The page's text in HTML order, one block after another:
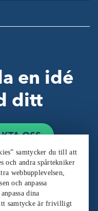
en idé
ditt
OSS
samtycker du till att
och andra spårtekniker
webbupplevelsen,
och anpassa
dina
samtycke är frivilligt